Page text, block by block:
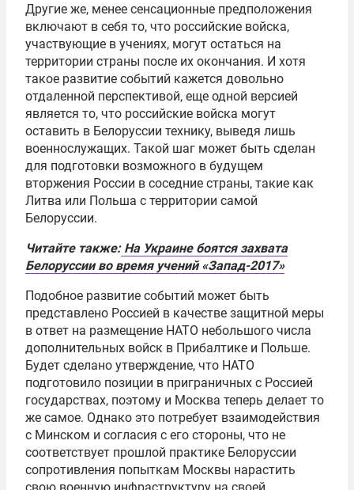
Другие же, менее сенсационные предположения
включают в себя то, что российские войска,
участвующие в учениях, могут остаться на
территории страны после их окончания. И хотя
такое развитие событий кажется довольно
отдаленной перспективой, еще одной версией
является то, что российские войска могут
оставить в Белоруссии технику, выведя лишь
военнослужащих. Такой шаг может быть сделан
для подготовки возможного в будущем
вторжения России в соседние страны, такие как
Литва или Польша с территории самой
Белоруссии.
Читайте также: НаУкраине боятся захвата
Белоруссииво время учений «Запад-2017»
Подобное развитие событий может быть
представлено Россией в качестве защитной меры
в ответ на размещение НАТО небольшого числа
дополнительных войск в Прибалтике и Польше.
Будет сделано утверждение, что НАТО
подготовило позиции в приграничных с Россией
государствах, поэтому и Москва теперь делает то
же самое. Однако это потребует взаимодействия
с Минском и согласия с его стороны, что не
соответствует прошлой практике Белоруссии
сопротивления попыткам Москвы нарастить